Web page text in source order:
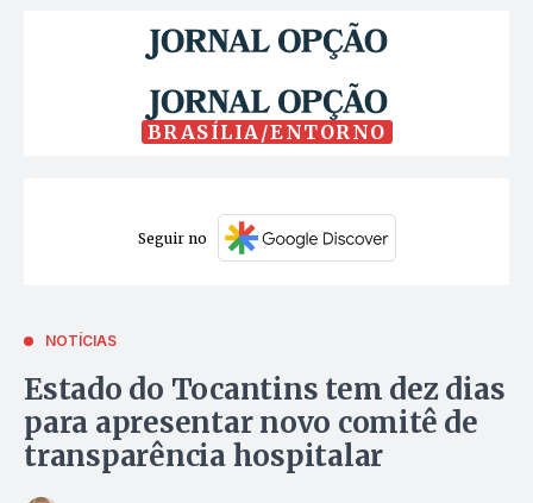
BRASÍLIA/ENTORNO
Seguir no
NOTÍCIAS
Estado do Tocantins tem dez dias
para apresentar novo comitê de
transparência hospitalar